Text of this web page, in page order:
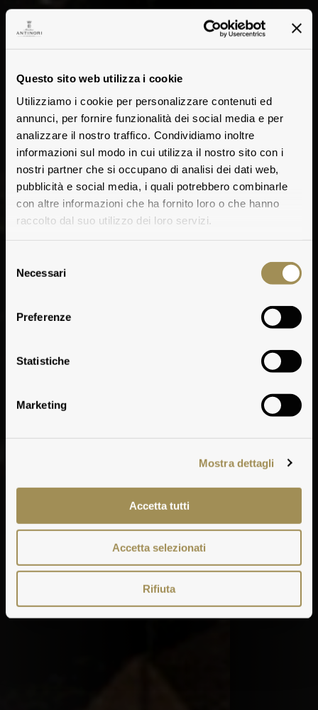
Questo sito web utilizza i cookie
Utilizziamo i cookie per personalizzare contenuti ed
annunci, per fornire funzionalità dei social media e per
analizzare il nostro traffico. Condividiamo inoltre
informazioni sul modo in cui utilizza il nostro sito con i
nostri partner che si occupano di analisi dei dati web,
pubblicità e social media, i quali potrebbero combinarle
con altre informazioni che ha fornito loro o che hanno
raccolto dal suo utilizzo dei loro servizi.
delNecessari
Preferenze
Statistiche
Marketing
Mostra dettagli
Accetta tutti
Accetta selezionati
Rifiuta